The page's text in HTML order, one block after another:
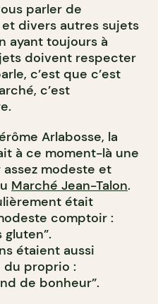
parler de
divers autres sujets
ayant toujours à
doivent respecter
c’est que c’est
c’est
Arlabosse, la
à ce moment-là une
modeste et
Marché Jean-Talon.
était
comptoir :
gluten”.
étaient aussi
du proprio :
de bonheur”.